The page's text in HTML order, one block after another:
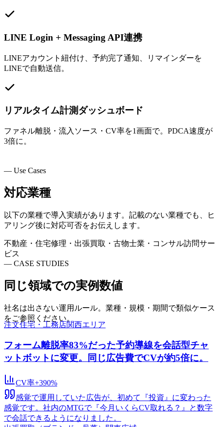
LINE Login + Messaging API連携
LINEアカウント紐付け、予約完了通知、リマインダーを
LINEで自動送信。
リアルタイム計測ダッシュボード
ファネル離脱・流入ソース・CV率を1画面で。PDCA速度が
3倍に。
— Use Cases
対応業種
以下の業種で導入実績があります。記載のない業種でも、ヒ
アリング後に対応可否をお伝えします。
不動産・住宅修理・出張買取・古物士業・コンサル訪問サー
ビス
— CASE STUDIES
同じ領域での実例数値
社名は出さない運用ルール。業種・規模・期間で類似ケース
をご参照ください。
注文住宅・工務店関西エリア
フォーム離脱率83%だった予約導線を会話型チャ
ットボットに変更。同じ広告費でCVが約5倍に。
CV率+390%
感覚で運用していた広告が、初めて『投資』に変わった
感覚です。社内のMTGで『今月いくらCV取れる？』と数字
で会話できるようになりました。